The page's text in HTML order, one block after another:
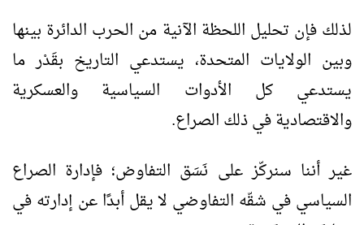
لذلك فإن تحليل اللحظة الآنية من الحرب الدائرة بينها
وبين الولايات المتحدة، يستدعي التاريخ بقَدْر ما
يستدعي كل الأدوات السياسية والعسكرية
والاقتصادية في ذلك الصراع.
غير أننا سنركّز على نَسَق التفاوض؛ فإدارة الصراع
السياسي في شقّه التفاوضي لا يقل أبدًا عن إدارته في